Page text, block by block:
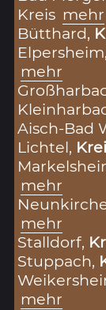
Kreis mehr
Bütthard,
Elpersheim,
mehr
Aisch-Bad
Lichtel,
mehr
mehr
Stalldorf,
Stuppach,
mehr